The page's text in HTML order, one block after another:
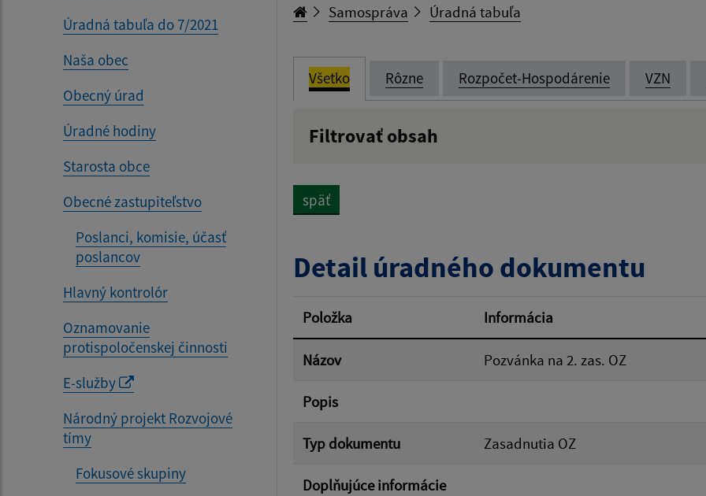
Úradná tabuľa do 7/2021
Naša obec
Obecný úrad
Úradné hodiny
Starosta obce
Obecné zastupiteľstvo
Poslanci, komisie, účasť
poslancov
Hlavný kontrolór
Oznamovanie
protispoločenskej činnosti
E-služby
Národný projekt Rozvojové
tímy
Fokusové skupiny
Samospráva Úradná tabuľa
Všetko Rôzne Rozpočet-Hospodárenie VZN
Filtrovať obsah
Filtrovať
späť
Detail úradného dokumentu
Položka Informácia
Názov Pozvánka na 2. zas. OZ
Popis
Typ dokumentu Zasadnutia OZ
Doplňujúce informácie